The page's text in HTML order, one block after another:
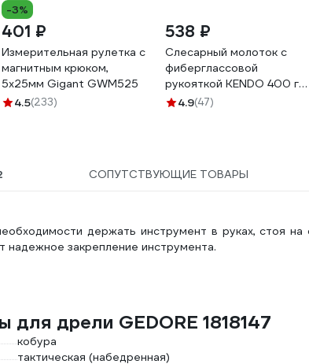
-3%
401 ₽
Измерительная рулетка с
магнитным крюком,
5x25мм Gigant GWM525
4.5(233)
538 ₽
Слесарный молоток с
фиберглассовой
рукояткой KENDO 400 г
25204
4.9(47)
СОПУТСТВУЮЩИЕ ТОВАРЫ
держать инструмент в руках, стоя на
надежное закрепление инструмента.
для дрели GEDORE 1818147
кобура
тактическая (набедренная)